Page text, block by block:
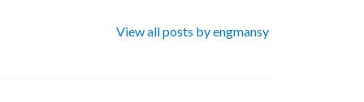
View all posts by engmansy